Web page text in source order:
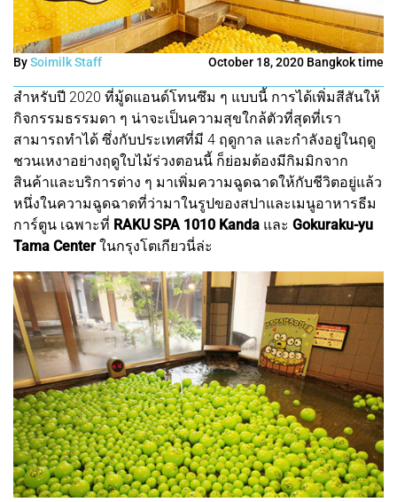
BySoimilk Staff October 18, 2020 Bangkok time
สำหรับปี 2020 ที่มู้ดแอนด์โทนซึม ๆ แบบนี้ การได้เพิ่มสีสันให้
กิจกรรมธรรมดา ๆ น่าจะเป็นความสุขใกล้ตัวที่สุดที่เรา
สามารถทำได้ ซึ่งกับประเทศที่มี 4 ฤดูกาล และกำลังอยู่ในฤดู
ชวนเหงาอย่างฤดูใบไม้ร่วงตอนนี้ ก็ย่อมต้องมีกิมมิกจาก
สินค้าและบริการต่าง ๆ มาเพิ่มความฉูดฉาดให้กับชีวิตอยู่แล้ว
หนึ่งในความฉูดฉาดที่ว่ามาในรูปของสปาและเมนูอาหารธีม
การ์ตูน เฉพาะที่ RAKU SPA 1010 Kanda และ Gokuraku-yu
Tama Centerในกรุงโตเกียวนี่ล่ะ